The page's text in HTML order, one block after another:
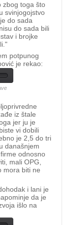
zbog toga što
svinjogojstvo
do sada
do sada bili
i brojke
potpunog
je rekao:
iz štale
jer ju je
vi dobili
je 2,5 do tri
današnjem
odnosno
mali OPG,
mora biti ne
i lani je
da je
išlo na